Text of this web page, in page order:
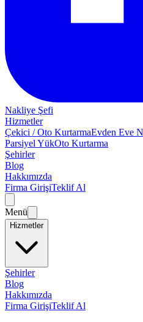
Nakliye Şefi
Hizmetler
Çekici / Oto KurtarmaEvden Eve
Parsiyel YükOto Kurtarma
Şehirler
Blog
Hakkımızda
Firma GirişiTeklif Al
Menü
Hizmetler
Şehirler
Blog
Hakkımızda
Firma GirişiTeklif Al